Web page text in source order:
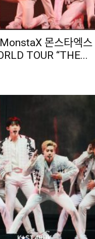
몬스타엑
TOUR “THE...